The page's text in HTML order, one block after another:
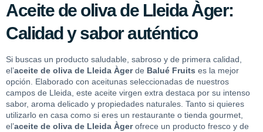
Aceite de oliva de Lleida Àger:
Calidad y sabor auténtico
Si buscas un producto saludable, sabroso y de primera calidad,
el’aceite de oliva de Lleida Àgerde Balué Fruits es la mejor
opción. Elaborado con aceitunas seleccionadas de nuestros
campos de Lleida, este aceite virgen extra destaca por su intenso
sabor, aroma delicado y propiedades naturales. Tanto si quieres
utilizarlo en casa como si eres un restaurante o tienda gourmet,
el’aceite de oliva de Lleida Àgerofrece un producto fresco y de